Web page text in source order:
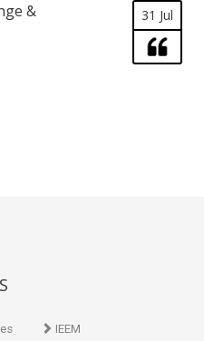
&
31 Jul
IEEM